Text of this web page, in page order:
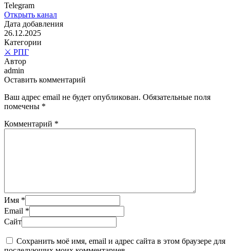
Telegram
Открыть канал
Дата добавления
26.12.2025
Категории
⚔️ РПГ
Автор
admin
Оставить комментарий
Ваш адрес email не будет опубликован. Обязательные поля
помечены *
Комментарий *
Имя *
Email *
Сайт
Сохранить моё имя, email и адрес сайта в этом браузере для